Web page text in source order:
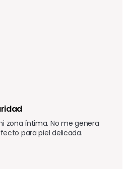
zona íntima. No me genera
para piel delicada.